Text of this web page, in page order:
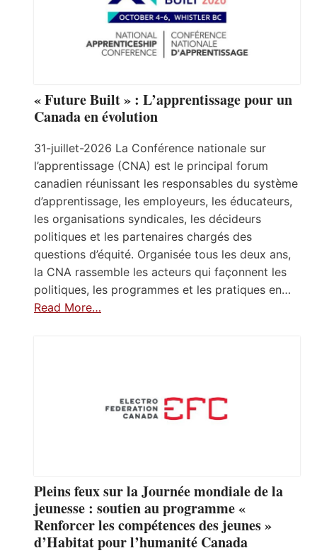
« Future Built » : L’apprentissage pour un
Canada en évolution
31-juillet-2026 La Conférence nationale sur
l’apprentissage (CNA) est le principal forum
canadien réunissant les responsables du système
d’apprentissage, les employeurs, les éducateurs,
les organisations syndicales, les décideurs
politiques et les partenaires chargés des
questions d’équité. Organisée tous les deux ans,
la CNA rassemble les acteurs qui façonnent les
politiques, les programmes et les pratiques en…
Read More…
Pleins feux sur la Journée mondiale de la
jeunesse : soutien au programme «
Renforcer les compétences des jeunes »
d’Habitat pour l’humanité Canada